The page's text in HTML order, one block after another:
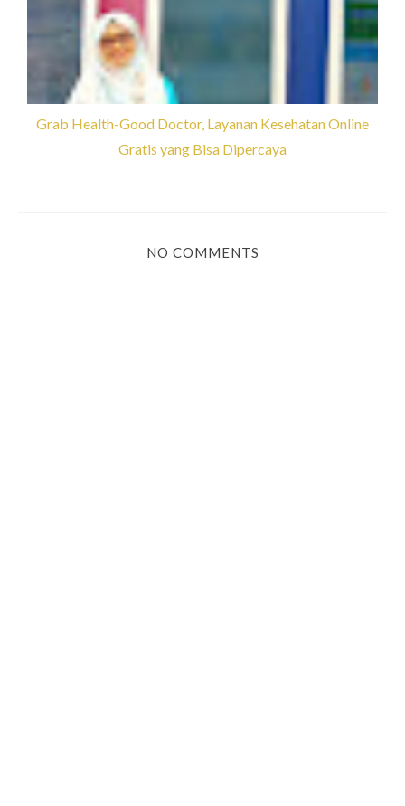
Grab Health-Good Doctor, Layanan Kesehatan Online
Gratis yang Bisa Dipercaya
NO COMMENTS